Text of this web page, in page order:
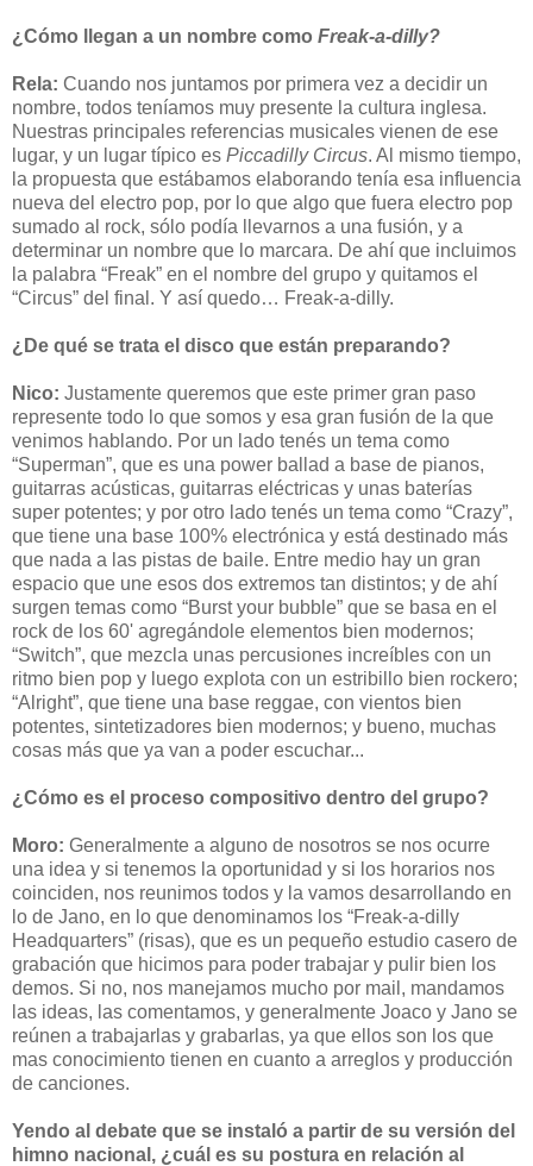
¿Cómo llegan a un nombre como Freak-a-dilly?
Rela: Cuando nos juntamos por primera vez a decidir un
nombre, todos teníamos muy presente la cultura inglesa.
Nuestras principales referencias musicales vienen de ese
lugar, y un lugar típico es Piccadilly Circus. Al mismo tiempo,
la propuesta que estábamos elaborando tenía esa influencia
nueva del electro pop, por lo que algo que fuera electro pop
sumado al rock, sólo podía llevarnos a una fusión, y a
determinar un nombre que lo marcara. De ahí que incluimos
la palabra “Freak” en el nombre del grupo y quitamos el
“Circus” del final. Y así quedo… Freak-a-dilly.
¿De qué se trata el disco que están preparando?
Nico: Justamente queremos que este primer gran paso
represente todo lo que somos y esa gran fusión de la que
venimos hablando. Por un lado tenés un tema como
“Superman”, que es una power ballad a base de pianos,
guitarras acústicas, guitarras eléctricas y unas baterías
super potentes; y por otro lado tenés un tema como “Crazy”,
que tiene una base 100% electrónica y está destinado más
que nada a las pistas de baile. Entre medio hay un gran
espacio que une esos dos extremos tan distintos; y de ahí
surgen temas como “Burst your bubble” que se basa en el
rock de los 60' agregándole elementos bien modernos;
“Switch”, que mezcla unas percusiones increíbles con un
ritmo bien pop y luego explota con un estribillo bien rockero;
“Alright”, que tiene una base reggae, con vientos bien
potentes, sintetizadores bien modernos; y bueno, muchas
cosas más que ya van a poder escuchar...
¿Cómo es el proceso compositivo dentro del grupo?
Moro: Generalmente a alguno de nosotros se nos ocurre
una idea y si tenemos la oportunidad y si los horarios nos
coinciden, nos reunimos todos y la vamos desarrollando en
lo de Jano, en lo que denominamos los “Freak-a-dilly
Headquarters” (risas), que es un pequeño estudio casero de
grabación que hicimos para poder trabajar y pulir bien los
demos. Si no, nos manejamos mucho por mail, mandamos
las ideas, las comentamos, y generalmente Joaco y Jano se
reúnen a trabajarlas y grabarlas, ya que ellos son los que
mas conocimiento tienen en cuanto a arreglos y producción
de canciones.
Yendo al debate que se instaló a partir de su versión del
himno nacional, ¿cuál es su postura en relación al